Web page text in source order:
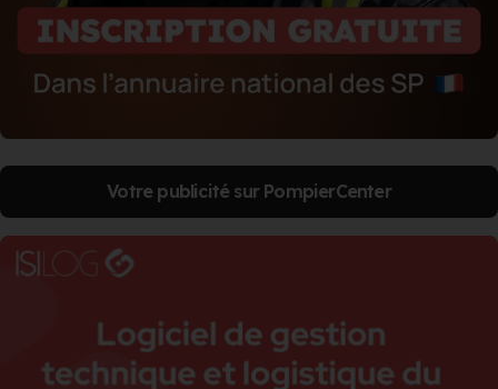
Votre publicité sur PompierCenter